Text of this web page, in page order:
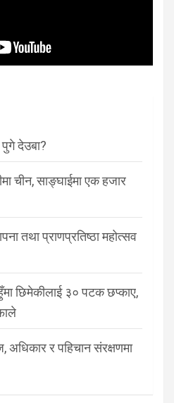
देउबा?
चीन, साङ्घाईमा एक हजार
तथा प्राणप्रतिष्ठा महोत्सव
छिमेकीलाई ३० पटक छप्काए,
अधिकार र पहिचान संरक्षणमा